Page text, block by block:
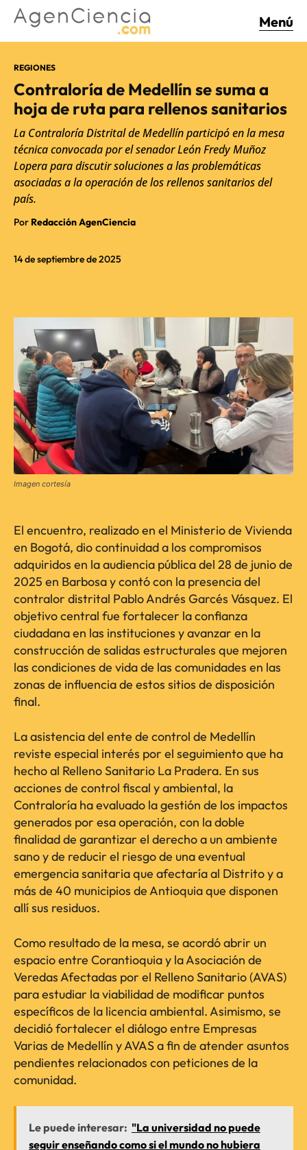
Menú
14 de septiembre de 2025
REGIONES
Contraloría de Medellín se suma a
hoja de ruta para rellenos sanitarios
La Contraloría Distrital de Medellín participó en la mesa
técnica convocada por el senador León Fredy Muñoz
Lopera para discutir soluciones a las problemáticas
asociadas a la operación de los rellenos sanitarios del
país.
Por Redacción AgenCiencia
Imagen cortesía
El encuentro, realizado en el Ministerio de Vivienda
en Bogotá, dio continuidad a los compromisos
adquiridos en la audiencia pública del 28 de junio de
2025 en Barbosa y contó con la presencia del
contralor distrital Pablo Andrés Garcés Vásquez. El
objetivo central fue fortalecer la confianza
ciudadana en las instituciones y avanzar en la
construcción de salidas estructurales que mejoren
las condiciones de vida de las comunidades en las
zonas de influencia de estos sitios de disposición
final.
La asistencia del ente de control de Medellín
reviste especial interés por el seguimiento que ha
hecho al Relleno Sanitario La Pradera. En sus
acciones de control fiscal y ambiental, la
Contraloría ha evaluado la gestión de los impactos
generados por esa operación, con la doble
finalidad de garantizar el derecho a un ambiente
sano y de reducir el riesgo de una eventual
emergencia sanitaria que afectaría al Distrito y a
más de 40 municipios de Antioquia que disponen
allí sus residuos.
Como resultado de la mesa, se acordó abrir un
espacio entre Corantioquia y la Asociación de
Veredas Afectadas por el Relleno Sanitario (AVAS)
para estudiar la viabilidad de modificar puntos
específicos de la licencia ambiental. Asimismo, se
decidió fortalecer el diálogo entre Empresas
Varias de Medellín y AVAS a fin de atender asuntos
pendientes relacionados con peticiones de la
comunidad.
Le puede interesar: "La universidad no puede
seguir enseñando como si el mundo no hubiera